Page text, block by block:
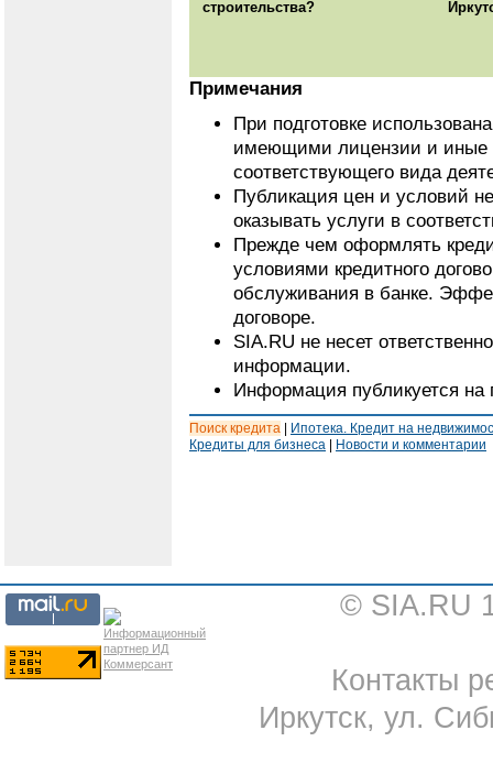
строительства?
Примечания
При подготовке
имеющими лицензии и иные
соответствующего вида
Публикация цен и условий
оказывать услуги в
Прежде чем оформлять
условиями кредитного
обслуживания в банке.
договоре.
SIA.RU не несет
информации.
Информация публикуется на
Поиск кредита
Ипотека. Кредит на
Кредиты для бизнеса
Новости и комментарии
© SIA.RU
Контакты
Иркутск, ул.